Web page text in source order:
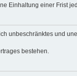
Einhaltung einer Frist
unbeschränktes und
bestehen.